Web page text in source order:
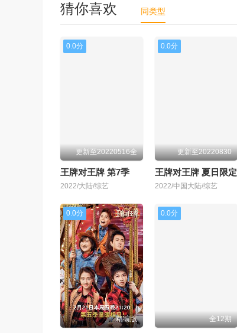
猜你喜欢 同类型
0.0分
更新至20220516全
王牌对王牌 第7季
2022/大陆/综艺
0.0分
更新至20220830
王牌对王牌 夏日限定
2022/中国大陆/综艺
0.0分
精编版
0.0分
全12期